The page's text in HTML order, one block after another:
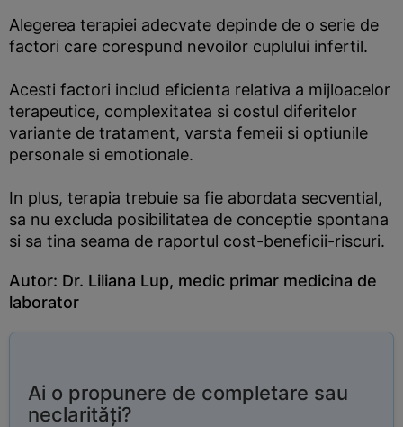
Alegerea terapiei adecvate depinde de o serie de
factori care corespund nevoilor cuplului infertil.
Acesti factori includ eficienta relativa a mijloacelor
terapeutice, complexitatea si costul diferitelor
variante de tratament, varsta femeii si optiunile
personale si emotionale.
In plus, terapia trebuie sa fie abordata secvential,
sa nu excluda posibilitatea de conceptie spontana
si sa tina seama de raportul cost-beneficii-riscuri.
Autor: Dr. Liliana Lup, medic primar medicina de
laborator
Ai o propunere de completare sau
neclarități?